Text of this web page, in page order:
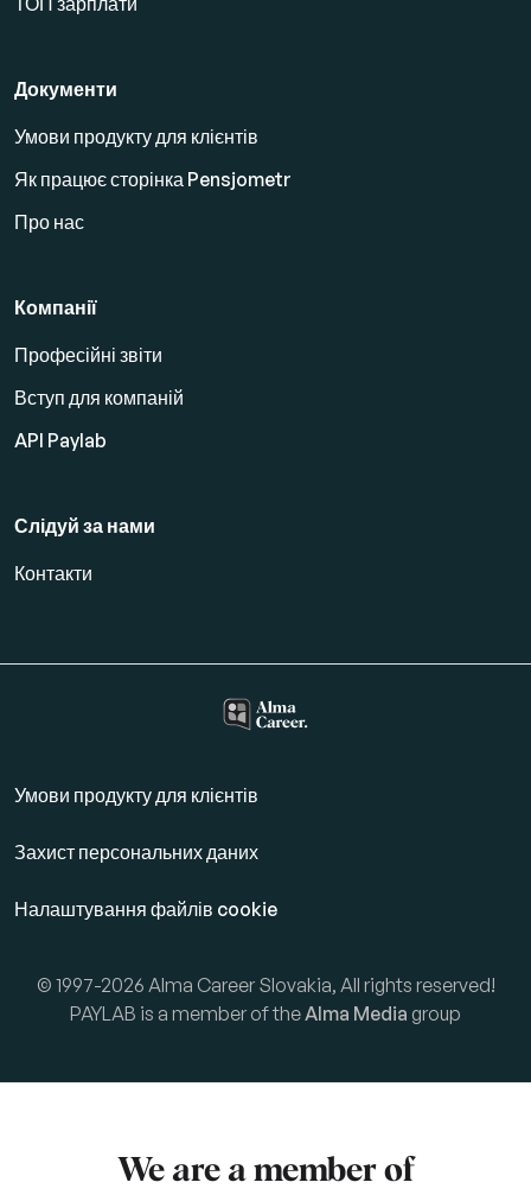
Документи
Умови продукту для клієнтів
Як працює сторінка Pensjometr
Про нас
Компанії
Професійні звіти
Вступ для компаній
API Paylab
Слідуй за нами
Контакти
Умови продукту для клієнтів
Захист персональних даних
Налаштування файлів cookie
© 1997-2026 Alma Career Slovakia, All rights reserved!
PAYLAB is a member of the Alma Media group
We are a member of